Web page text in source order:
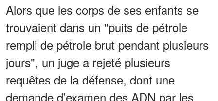
Alors que les corps de ses enfants se
trouvaient dans un "puits de pétrole
rempli de pétrole brut pendant plusieurs
jours", un juge a rejeté plusieurs
requêtes de la défense, dont une
demande d’examen des ADN par les